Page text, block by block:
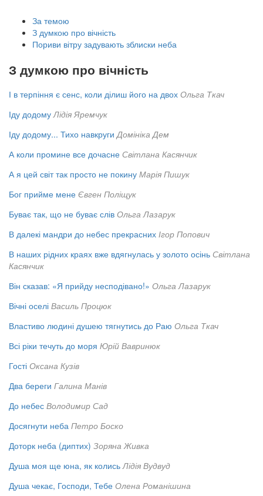
За темою
З думкою про вічність
Пориви вітру задувають зблиски неба
З думкою про вічність
І в терпіння є сенс, коли ділиш його на двох Ольга Ткач
Іду додому Лідія Яремчук
Іду додому... Тихо навкруги Домініка Дем
А коли промине все дочасне Світлана Касянчик
А я цей світ так просто не покину Марія Пишук
Бог прийме мене Євген Поліщук
Буває так, що не буває слів Ольга Лазарук
В далекі мандри до небес прекрасних Ігор Попович
В наших рідних краях вже вдягнулась у золото осінь Світлана
Касянчик
Він сказав: «Я прийду несподівано!» Ольга Лазарук
Вічні оселі Василь Процюк
Властиво людині душею тягнутись до Раю Ольга Ткач
Всі ріки течуть до моря Юрій Вавринюк
Гості Оксана Кузів
Два береги Галина Манів
До небес Володимир Сад
Досягнути неба Петро Боско
Доторк неба (диптих) Зоряна Живка
Душа моя ще юна, як колись Лідія Вудвуд
Душа чекає, Господи, Тебе Олена Романішина